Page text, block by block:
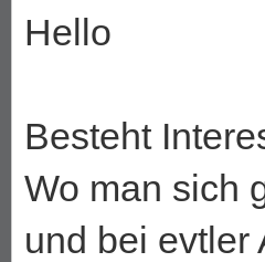
Hello
Besteht
Wo man sich
und bei evtler